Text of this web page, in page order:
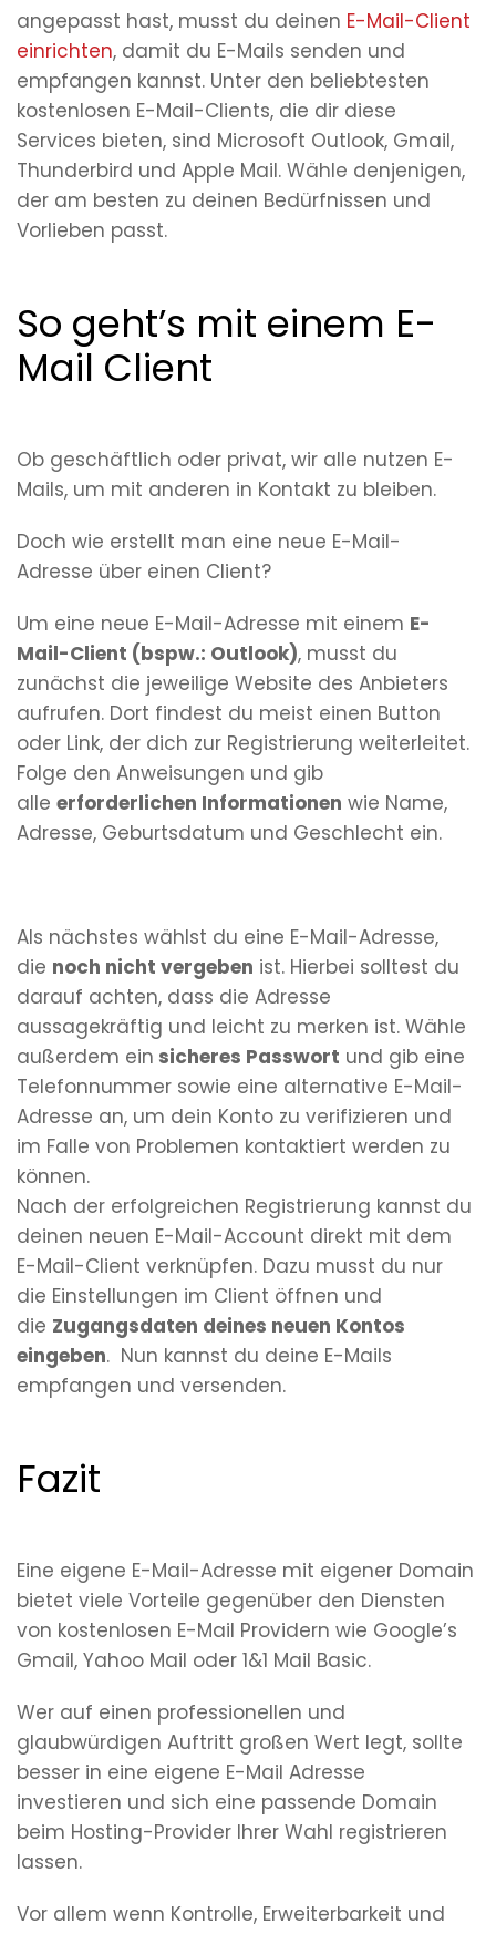
angepasst hast, musst du deinen E-Mail-Client
einrichten, damit du E-Mails senden und
empfangen kannst. Unter den beliebtesten
kostenlosen E-Mail-Clients, die dir diese
Services bieten, sind Microsoft Outlook, Gmail,
Thunderbird und Apple Mail. Wähle denjenigen,
der am besten zu deinen Bedürfnissen und
Vorlieben passt.
So geht’s mit einem E-
Mail Client
Ob geschäftlich oder privat, wir alle nutzen E-
Mails, um mit anderen in Kontakt zu bleiben.
Doch wie erstellt man eine neue E-Mail-
Adresse über einen Client?
Um eine neue E-Mail-Adresse mit einem E-
Mail-Client (bspw.: Outlook), musst du
zunächst die jeweilige Website des Anbieters
aufrufen. Dort findest du meist einen Button
oder Link, der dich zur Registrierung weiterleitet.
Folge den Anweisungen und gib
alle erforderlichen Informationen wie Name,
Adresse, Geburtsdatum und Geschlecht ein.
Als nächstes wählst du eine E-Mail-Adresse,
die noch nicht vergeben ist. Hierbei solltest du
darauf achten, dass die Adresse
aussagekräftig und leicht zu merken ist. Wähle
außerdem ein sicheres Passwort und gib eine
Telefonnummer sowie eine alternative E-Mail-
Adresse an, um dein Konto zu verifizieren und
im Falle von Problemen kontaktiert werden zu
können.
Nach der erfolgreichen Registrierung kannst du
deinen neuen E-Mail-Account direkt mit dem
E-Mail-Client verknüpfen. Dazu musst du nur
die Einstellungen im Client öffnen und
die Zugangsdaten deines neuen Kontos
eingeben. Nun kannst du deine E-Mails
empfangen und versenden.
Fazit
Eine eigene E-Mail-Adresse mit eigener Domain
bietet viele Vorteile gegenüber den Diensten
von kostenlosen E-Mail Providern wie Google’s
Gmail, Yahoo Mail oder 1&1 Mail Basic.
Wer auf einen professionellen und
glaubwürdigen Auftritt großen Wert legt, sollte
besser in eine eigene E-Mail Adresse
investieren und sich eine passende Domain
beim Hosting-Provider Ihrer Wahl registrieren
lassen.
Vor allem wenn Kontrolle, Erweiterbarkeit und